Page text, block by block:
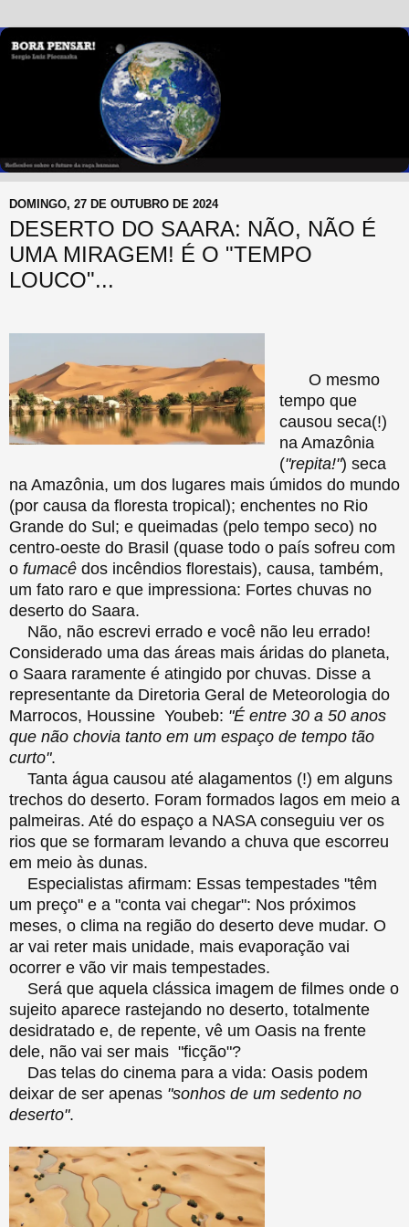
DOMINGO, 27 DE OUTUBRO DE 2024
DESERTO DO SAARA: NÃO, NÃO É
UMA MIRAGEM! É O "TEMPO
LOUCO"...
O mesmo
tempo que
causou seca(!)
na Amazônia
("repita!") seca
na Amazônia, um dos lugares mais úmidos do mundo
(por causa da floresta tropical); enchentes no Rio
Grande do Sul; e queimadas (pelo tempo seco) no
centro-oeste do Brasil (quase todo o país sofreu com
o fumacê dos incêndios florestais), causa, também,
um fato raro e que impressiona: Fortes chuvas no
deserto do Saara.
Não, não escrevi errado e você não leu errado!
Considerado uma das áreas mais áridas do planeta,
o Saara raramente é atingido por chuvas. Disse a
representante da Diretoria Geral de Meteorologia do
Marrocos, Houssine Youbeb: "É entre 30 a 50 anos
que não chovia tanto em um espaço de tempo tão
curto".
Tanta água causou até alagamentos (!) em alguns
trechos do deserto. Foram formados lagos em meio a
palmeiras. Até do espaço a NASA conseguiu ver os
rios que se formaram levando a chuva que escorreu
em meio às dunas.
Especialistas afirmam: Essas tempestades "têm
um preço" e a "conta vai chegar": Nos próximos
meses, o clima na região do deserto deve mudar. O
ar vai reter mais unidade, mais evaporação vai
ocorrer e vão vir mais tempestades.
Será que aquela clássica imagem de filmes onde o
sujeito aparece rastejando no deserto, totalmente
desidratado e, de repente, vê um Oasis na frente
dele, não vai ser mais "ficção"?
Das telas do cinema para a vida: Oasis podem
deixar de ser apenas "sonhos de um sedento no
deserto".